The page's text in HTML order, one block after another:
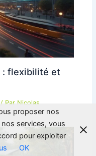
: flexibilité et
/ Par Nicolas
proposer nos
services, vous
pour exploiter
OK